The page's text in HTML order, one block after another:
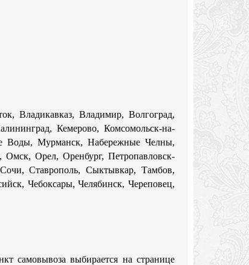
Владикавказ, Владимир, Волгоград,
Кемерово, Комсомольск-на-
Воды, Мурманск, Набережные Челны,
Орел, Оренбург, Петропавловск-
Ставрополь, Сыктывкар, Тамбов,
Чебоксары, Челябинск, Череповец,
самовывоза выбирается на странице